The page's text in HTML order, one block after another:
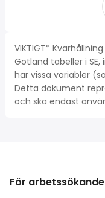
VIKTIGT*
Gotland tabeller i
har vissa variabler
Detta dokument
och ska endast
För arbetssökande